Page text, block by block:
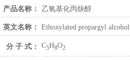
产品名称： 乙氧基化丙炔醇
英文名称： Ethoxylated propargyl alcohol
分 子 式： C5H8O2